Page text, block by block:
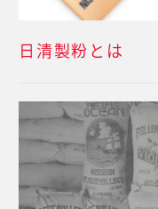
日清製粉とは